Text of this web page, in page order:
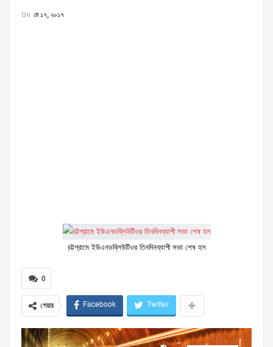
On মে ১৭, ২০১৭
চট্টগ্রামে ইউএনডব্লিউটিওর তিনদিনব্যাপী সভা শেষ হল
0
শেয়ার Facebook Twitter